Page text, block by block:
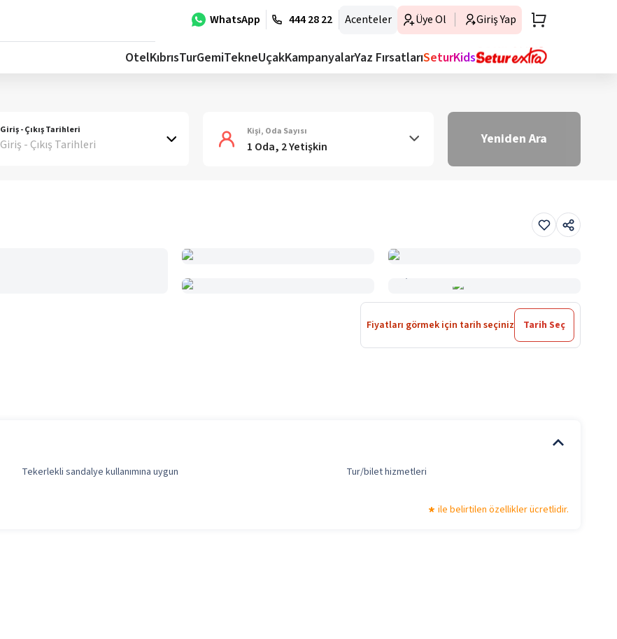
WhatsApp 444 28 22 Acenteler Üye Ol Giriş Yap
OtelKıbrısTurGemiTekneUçakKampanyalarYaz FırsatlarıSeturKids
Giriş - Çıkış Tarihleri
Giriş - Çıkış Tarihleri
Kişi, Oda Sayısı
1 Oda, 2 Yetişkin Yeniden Ara
Fiyatları görmek için tarih seçiniz Tarih Seç
Tekerlekli sandalye kullanımına uygun
Tur/bilet hizmetleri
ile belirtilen özellikler ücretlidir.